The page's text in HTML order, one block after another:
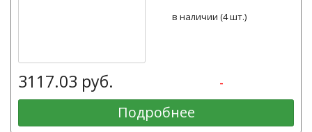
в наличии (4 шт.)
3117.03 руб. -
Подробнее